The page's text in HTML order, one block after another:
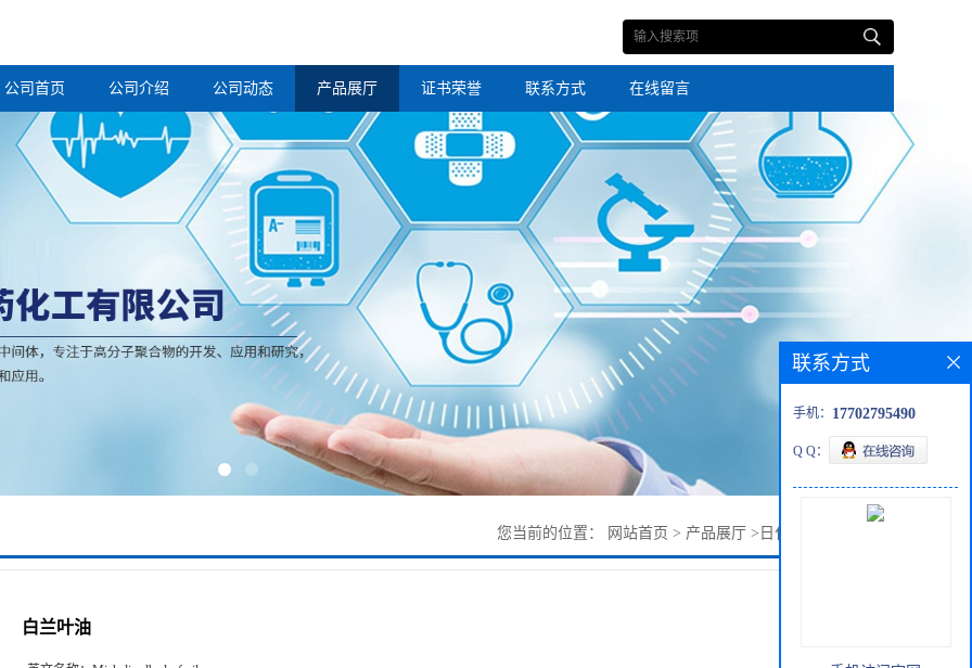
公司首页 公司介绍 公司动态 产品展厅 证书荣誉 联系方式 在线留言
您当前的位置： 网站首页 > 产品展厅 > 日化化工
白兰叶油
联系方式
手机： 17702795490
Q Q：